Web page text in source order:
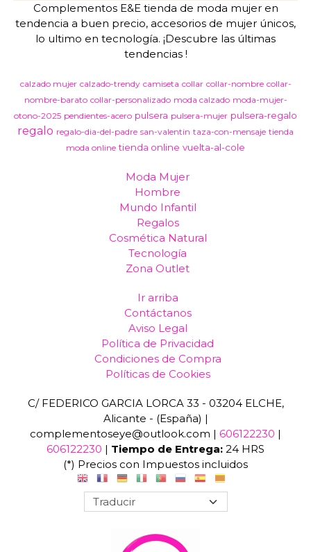
Complementos E&E tienda de moda mujer en
tendencia a buen precio, accesorios de mujer únicos,
lo ultimo en tecnología. ¡Descubre las últimas
tendencias !
calzado mujer calzado-trendy camiseta collar collar-nombre collar-
nombre-barato collar-personalizado moda calzado moda-mujer-
otono-2025 pendientes-acero pulsera pulsera-mujer pulsera-regalo
regalo regalo-dia-del-padre san-valentin taza-con-mensaje tienda
moda online tienda online vuelta-al-cole
Moda Mujer
Hombre
Mundo Infantil
Regalos
Cosmética Natural
Tecnología
Zona Outlet
Ir arriba
Contáctanos
Aviso Legal
Política de Privacidad
Condiciones de Compra
Políticas de Cookies
C/ FEDERICO GARCIA LORCA 33 - 03204 ELCHE,
Alicante - (España) |
complementoseye@outlook.com | 606122230 |
606122230 | Tiempo de Entrega: 24 HRS
(*) Precios con Impuestos incluidos